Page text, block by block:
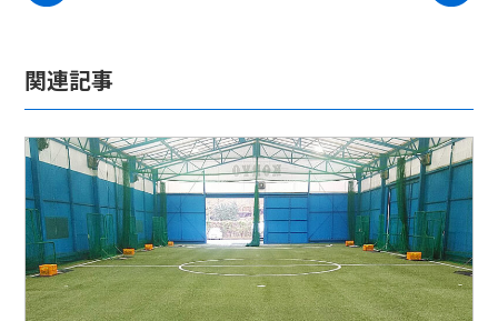
関連記事